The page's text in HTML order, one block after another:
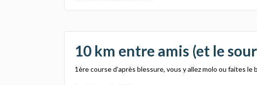
10 km entre amis (et le
1ère course d’après blessure, vous y allez molo ou faites le